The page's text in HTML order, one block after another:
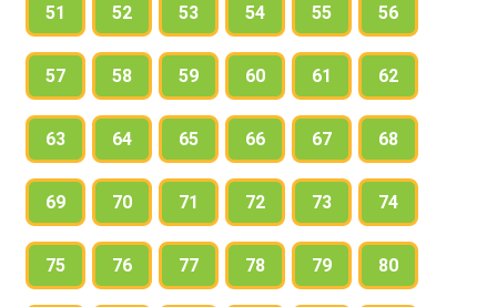
51 52 53 54 55 56
57 58 59 60 61 62
63 64 65 66 67 68
69 70 71 72 73 74
75 76 77 78 79 80